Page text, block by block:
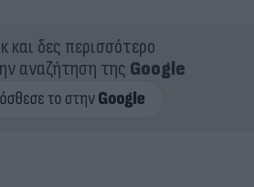
και δες περισσότερο
αναζήτηση της Google